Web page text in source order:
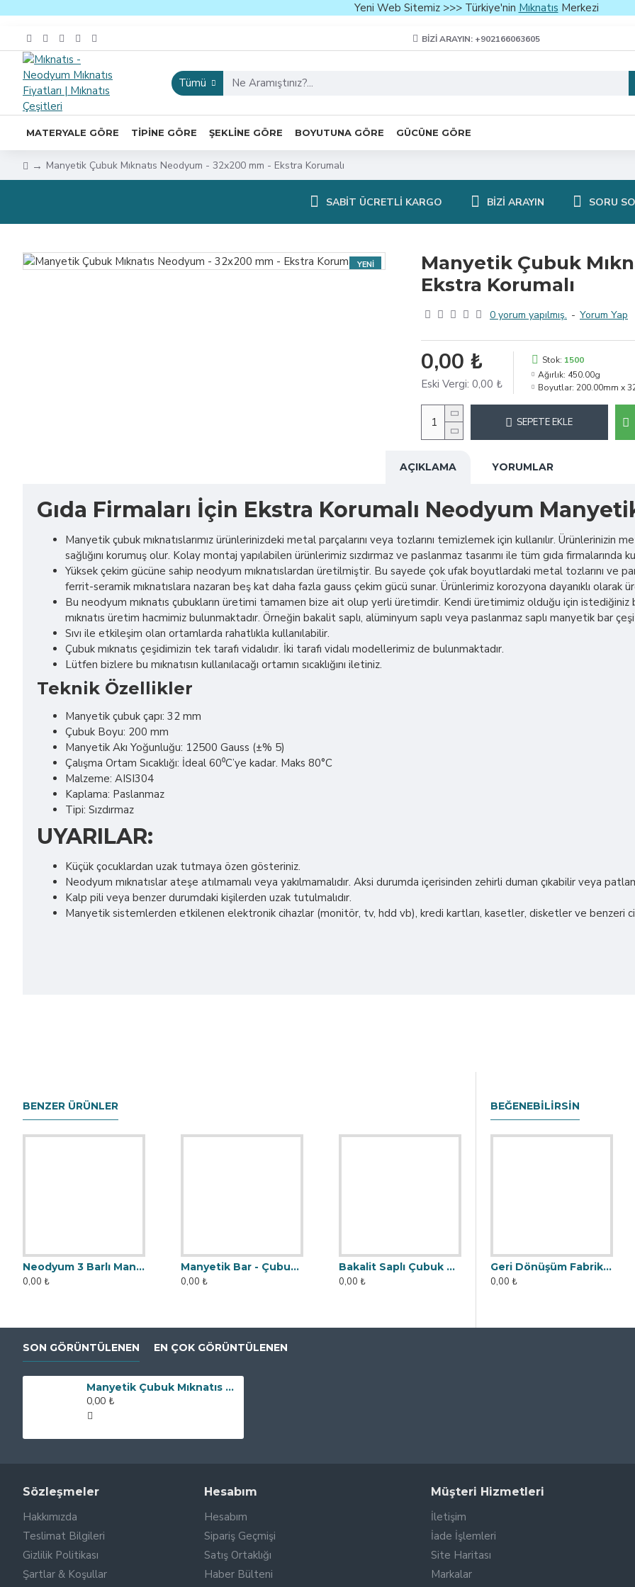
Yeni Web Sitemiz >>> Türkiye'nin Mıknatıs Merkezi
BIZI ARAYIN: +902166063605
Tümü
MATERYALE GÖRE TIPINE GÖRE ŞEKLINE GÖRE BOYUTUNA GÖRE GÜCÜNE GÖRE
Manyetik Çubuk Mıknatıs Neodyum - 32x200 mm - Ekstra Korumalı
SABIT ÜCRETLI KARGO BIZI ARAYIN SORU
YENI
Manyetik Çubuk
Ekstra Korumalı
0 yorum yapılmış. - Yorum Yap
0,00 ₺
Eski Vergi: 0,00 ₺
Stok: 1500
Ağırlık: 450.00g
Boyutlar: 200.00mm x
SEPETE EKLE
AÇIKLAMA YORUMLAR
Gıda Firmaları İçin Ekstra Korumalı Neodyum
Manyetik çubuk mıknatıslarımız ürünlerinizdeki metal parçalarını veya tozlarını temizlemek için kullanılır. Ürünlerinizin
sağlığını korumuş olur. Kolay montaj yapılabilen ürünlerimiz sızdırmaz ve paslanmaz tasarımı ile tüm gıda firmalarında
Yüksek çekim gücüne sahip neodyum mıknatıslardan üretilmiştir. Bu sayede çok ufak boyutlardaki metal tozlarını ve
ferrit-seramik mıknatıslara nazaran beş kat daha fazla gauss çekim gücü sunar. Ürünlerimiz korozyona dayanıklı olarak
Bu neodyum mıknatıs çubukların üretimi tamamen bize ait olup yerli üretimdir. Kendi üretimimiz olduğu için
mıknatıs üretim hacmimiz bulunmaktadır. Örneğin bakalit saplı, alüminyum saplı veya paslanmaz saplı manyetik bar
Sıvı ile etkileşim olan ortamlarda rahatlıkla kullanılabilir.
Çubuk mıknatıs çeşidimizin tek tarafı vidalıdır. İki tarafı vidalı modellerimiz de bulunmaktadır.
Lütfen bizlere bu mıknatısın kullanılacağı ortamın sıcaklığını iletiniz.
Teknik Özellikler
Manyetik çubuk çapı: 32 mm
Çubuk Boyu: 200 mm
Manyetik Akı Yoğunluğu: 12500 Gauss (±% 5)
Çalışma Ortam Sıcaklığı: İdeal 60⁰C’ye kadar. Maks 80°C
Malzeme: AISI304
Kaplama: Paslanmaz
Tipi: Sızdırmaz
UYARILAR:
Küçük çocuklardan uzak tutmaya özen gösteriniz.
Neodyum mıknatıslar ateşe atılmamalı veya yakılmamalıdır. Aksi durumda içerisinden zehirli duman çıkabilir veya
Kalp pili veya benzer durumdaki kişilerden uzak tutulmalıdır.
Manyetik sistemlerden etkilenen elektronik cihazlar (monitör, tv, hdd vb), kredi kartları, kasetler, disketler ve benzeri
BENZER ÜRÜNLER
Neodyum 3 Barlı Manyetik Elek Mıknatıs Seperatör
0,00 ₺
Manyetik Bar - Çubuk Mıknatıs - 25x90 mm - 10.000 Gauss Gücü
0,00 ₺
Bakalit Saplı Çubuk Mıknatıs - Ø25x90 mm - 10.000 Gauss Manyetik Güç
0,00 ₺
Bakalit Saplı Manyetik Çubuk Mıknatıs - Ø25x140 mm - Yüksek Gauss Gücü
0,00 ₺
BEĞENEBILIRSIN
Geri Dönüşüm Fabrikası İçin Kolay Temizlenebilir Neodyum Elek Mıknatıs
0,00 ₺
SON GÖRÜNTÜLENEN EN ÇOK GÖRÜNTÜLENEN
Manyetik Çubuk Mıknatıs Neodyum - 32x200 mm - Ekstra Korumalı
0,00 ₺
Sözleşmeler
Hakkımızda
Teslimat Bilgileri
Gizlilik Politikası
Şartlar & Koşullar
Hesabım
Hesabım
Sipariş Geçmişi
Satış Ortaklığı
Haber Bülteni
Müşteri Hizmetleri
İletişim
İade İşlemleri
Site Haritası
Markalar